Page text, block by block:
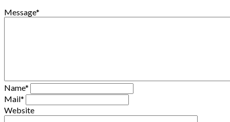
Message*
Name*
Mail*
Website